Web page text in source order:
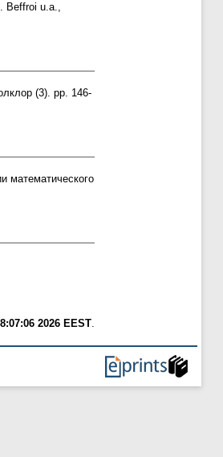
Beffroi u.a.,
(3). pp. 146-
математического
2026 EEST.